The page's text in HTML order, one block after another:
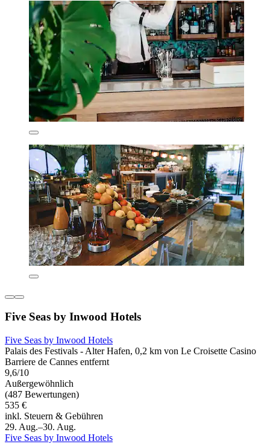
Five Seas by Inwood Hotels
Five Seas by Inwood Hotels
Palais des Festivals - Alter Hafen, 0,2 km von Le Croisette Casino
Barriere de Cannes entfernt
9,6/10
Außergewöhnlich
(487 Bewertungen)
535 €
inkl. Steuern & Gebühren
29. Aug.–30. Aug.
Five Seas by Inwood Hotels